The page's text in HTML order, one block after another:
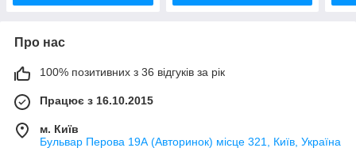
Про нас
100% позитивних з 36 відгуків за рік
Працює з 16.10.2015
м. Київ
Бульвар Перова 19А (Авторинок) місце 321, Київ, Україна